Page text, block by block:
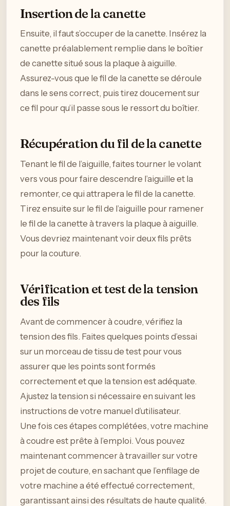
Insertion de la canette
Ensuite, il faut s’occuper de la canette. Insérez la
canette préalablement remplie dans le boîtier
de canette situé sous la plaque à aiguille.
Assurez-vous que le fil de la canette se déroule
dans le sens correct, puis tirez doucement sur
ce fil pour qu’il passe sous le ressort du boîtier.
Récupération du fil de la canette
Tenant le fil de l’aiguille, faites tourner le volant
vers vous pour faire descendre l’aiguille et la
remonter, ce qui attrapera le fil de la canette.
Tirez ensuite sur le fil de l’aiguille pour ramener
le fil de la canette à travers la plaque à aiguille.
Vous devriez maintenant voir deux fils prêts
pour la couture.
Vérification et test de la tension
des fils
Avant de commencer à coudre, vérifiez la
tension des fils. Faites quelques points d’essai
sur un morceau de tissu de test pour vous
assurer que les points sont formés
correctement et que la tension est adéquate.
Ajustez la tension si nécessaire en suivant les
instructions de votre manuel d’utilisateur.
Une fois ces étapes complétées, votre machine
à coudre est prête à l’emploi. Vous pouvez
maintenant commencer à travailler sur votre
projet de couture, en sachant que l’enfilage de
votre machine a été effectué correctement,
garantissant ainsi des résultats de haute qualité.